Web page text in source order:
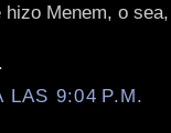
Menem, o
LAS 9:04 P.M.